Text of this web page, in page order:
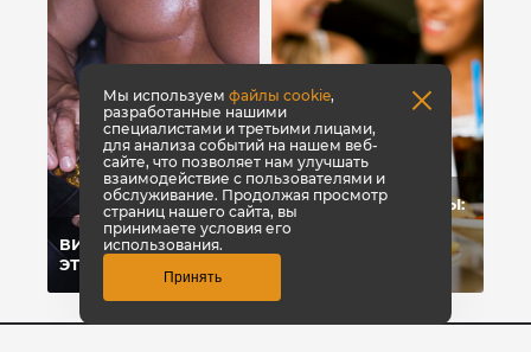
ВИТАМИНЫ: ЧТО
ЭТО?
УГЛЕВОДЫ-УБИЙЦЫ:
ПОЧЕМУ МЫ
Мы используемфайлы cookie,
разработанные нашими
специалистами и третьими лицами,
для анализа событий на нашем веб-
сайте, что позволяет нам улучшать
взаимодействие с пользователями и
обслуживание. Продолжая просмотр
страниц нашего сайта, вы
принимаете условия его
использования.
Принять